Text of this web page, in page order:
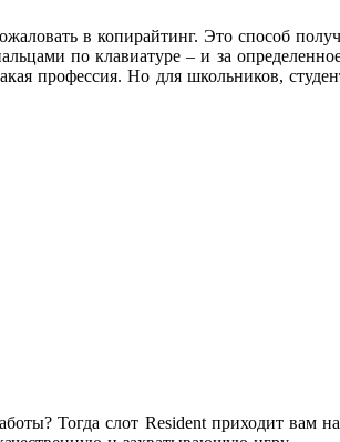
в копирайтинг. Это способ
по клавиатуре – и за
профессия. Но для школьников,
Тогда слот Resident приходит